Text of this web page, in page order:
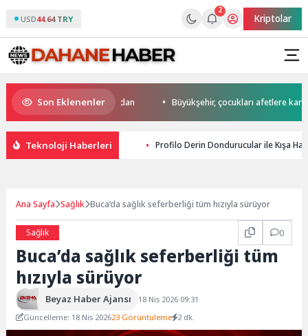
USD44.64 TRY
2
Kriptolar
Son Eklenenler
start Başkan Büyükakın’dan Büyükşehir, çocukları afetlere karşı
Teknoloji Haberleri Profilo Derin Dondurucular ile Kışa
Ana Sayfa Sağlık Buca’da sağlık seferberliği tüm hızıyla sürüyor
Sağlık 0
Buca’da sağlık seferberliği tüm
hızıyla sürüyor
Beyaz Haber Ajansı
18 Nis 2026 09:31
Güncelleme: 18 Nis 202623 Görüntüleme 2 dk.